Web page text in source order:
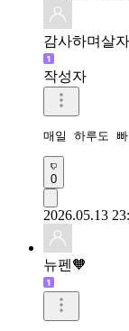
감사하며살자
작성자
매일 하루도
0
2026.05.13
뉴펜🧡